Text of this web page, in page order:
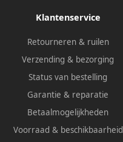
Klantenservice
Retourneren & ruilen
Verzending & bezorging
Status van bestelling
Garantie & reparatie
Betaalmogelijkheden
Voorraad & beschikbaarheid